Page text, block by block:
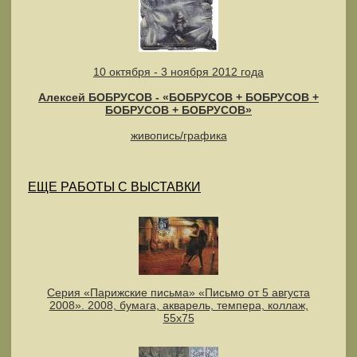
10 октября - 3 ноября 2012 года
Алексей БОБРУСОВ - «БОБРУСОВ + БОБРУСОВ +
БОБРУСОВ + БОБРУСОВ»
живопись/графика
ЕЩЕ РАБОТЫ С ВЫСТАВКИ
Серия «Парижские письма» «Письмо от 5 августа
2008». 2008, бумага, акварель, темпера, коллаж,
55х75